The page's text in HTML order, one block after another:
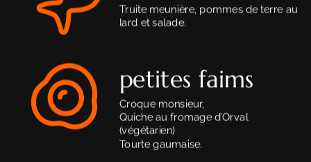
Truite meunière, pommes de terre au
lard et salade.
petites faims
Croque monsieur,
Quiche au fromage d’Orval
(végétarien)
Tourte gaumaise.